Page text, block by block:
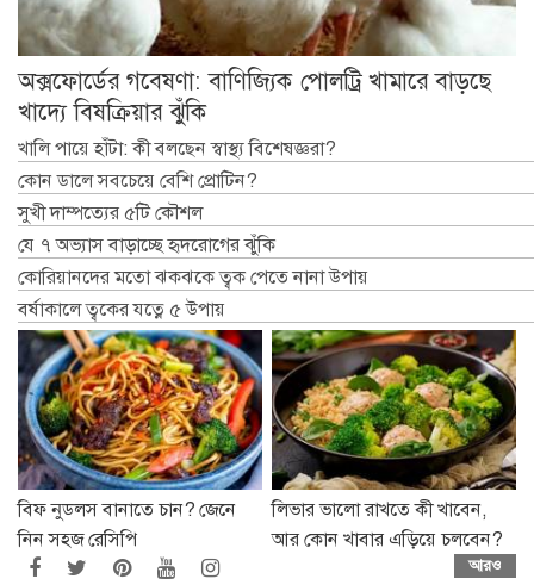
অক্সফোর্ডের গবেষণা: বাণিজ্যিক পোলট্রি খামারে বাড়ছে
খাদ্যে বিষক্রিয়ার ঝুঁকি
খালি পায়ে হাঁটা: কী বলছেন স্বাস্থ্য বিশেষজ্ঞরা?
কোন ডালে সবচেয়ে বেশি প্রোটিন?
সুখী দাম্পত্যের ৫টি কৌশল
যে ৭ অভ্যাস বাড়াচ্ছে হৃদরোগের ঝুঁকি
কোরিয়ানদের মতো ঝকঝকে ত্বক পেতে নানা উপায়
বর্ষাকালে ত্বকের যত্নে ৫ উপায়
বিফ নুডলস বানাতে চান? জেনে
নিন সহজ রেসিপি
লিভার ভালো রাখতে কী খাবেন,
আর কোন খাবার এড়িয়ে চলবেন?
আরও